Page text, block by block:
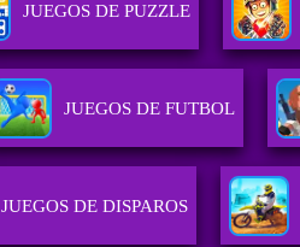
JUEGOS DE PUZZLE
JUEGOS DE FUTBOL
JUEGOS DE DISPAROS